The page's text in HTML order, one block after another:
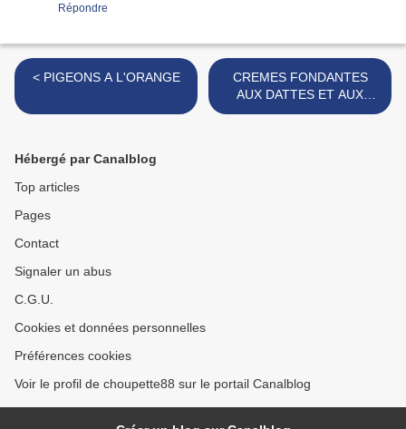
Répondre
< PIGEONS A L'ORANGE
CREMES FONDANTES
AUX DATTES ET AUX
NOISETTES >
Hébergé par Canalblog
Top articles
Pages
Contact
Signaler un abus
C.G.U.
Cookies et données personnelles
Préférences cookies
Voir le profil de choupette88 sur le portail Canalblog